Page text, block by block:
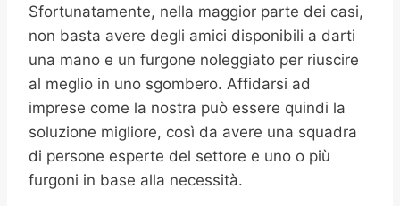
Sfortunatamente, nella maggior parte dei casi,
non basta avere degli amici disponibili a darti
una mano e un furgone noleggiato per riuscire
al meglio in uno sgombero. Affidarsi ad
imprese come la nostra può essere quindi la
soluzione migliore, così da avere una squadra
di persone esperte del settore e uno o più
furgoni in base alla necessità.